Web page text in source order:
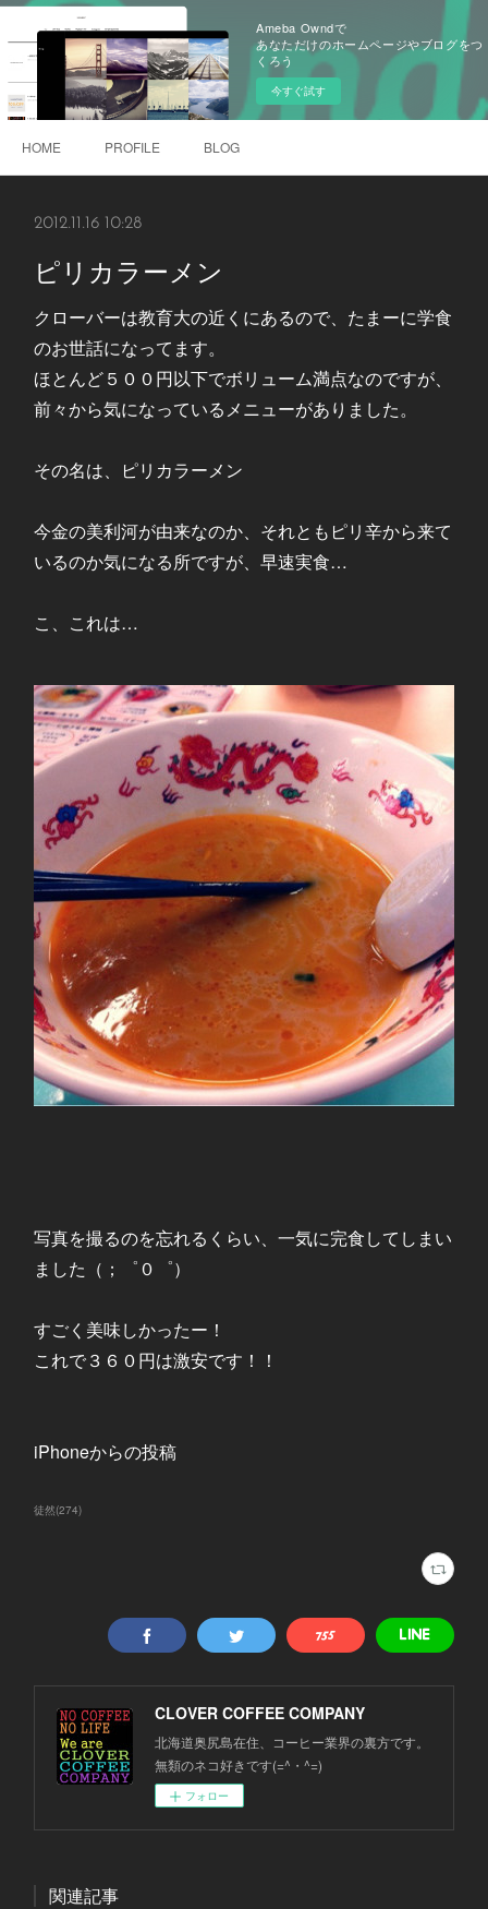
Ameba Owndで
あなただけのホームページやブログをつ
くろう
今すぐ試す
HOME PROFILE BLOG
2012.11.16 10:28
ピリカラーメン
クローバーは教育大の近くにあるので、たまーに学食
のお世話になってます。
ほとんど５００円以下でボリューム満点なのですが、
前々から気になっているメニューがありました。
その名は、ピリカラーメン
今金の美利河が由来なのか、それともピリ辛から来て
いるのか気になる所ですが、早速実食…
こ、これは…
写真を撮るのを忘れるくらい、一気に完食してしまい
ました（；゜０゜）
すごく美味しかったー！
これで３６０円は激安です！！
iPhoneからの投稿
徒然(274)
CLOVER COFFEE COMPANY
北海道奥尻島在住、コーヒー業界の裏方です。
無類のネコ好きです(=^・^=)
フォロー
関連記事